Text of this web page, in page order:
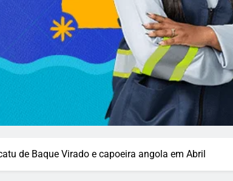
de Baque Virado e capoeira angola em Abril